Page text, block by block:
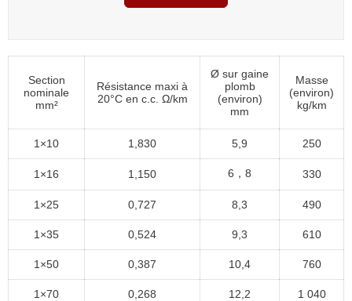
Section
nominale
mm²
Résistance maxi à
20°C en c.c. Ω/km
Ø sur gaine
plomb
(environ)
mm
Masse
(environ)
kg/km
1×10 1,830 5,9 250
1×16 1,150 6，8 330
1×25 0,727 8,3 490
1×35 0,524 9,3 610
1×50 0,387 10,4 760
1×70 0,268 12,2 1 040